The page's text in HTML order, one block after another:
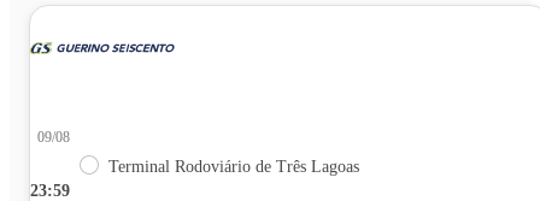
23:59
09/08
Terminal Rodoviário de Três Lagoas